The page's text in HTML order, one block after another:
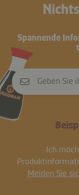
Spannende
Geben Sie
Ich
Melden Sie